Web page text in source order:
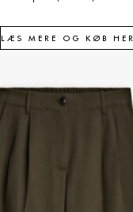
LÆS MERE OG KØB HER